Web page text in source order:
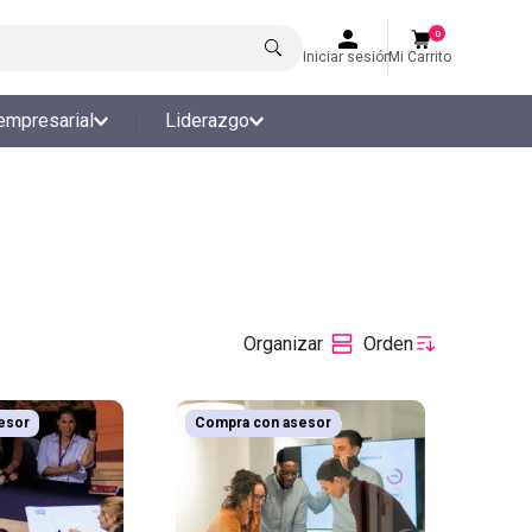
Iniciar sesiónMi Carrito
0
Liderazgo
Compra con asesor